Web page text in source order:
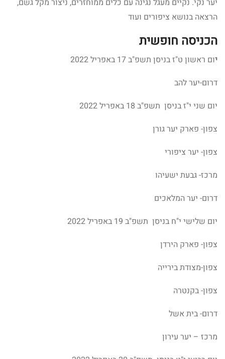
יער נקי. נקיים מעגל נגינה עם כלים ממוחזרים, ניצור מקל גשם,
הרצאה בנושא ציפורים ועוד
הכניסה חופשית
יום ראשון ט"ז בניסן תשפ"ב 17 באפריל 2022
דרום-יער להב
יום שני י"ז בניסן תשפ"ב 18 באפריל 2022
צפון- פארק יער גורן
צפון- יער ציפורי
מרכז- גבעת ישעיהו
דרום- יער המלאכים
יום שלישי י"ח בניסן תשפ"ב 19 באפריל 2022
צפון- פארק הירדן
צפון-מצודת בירייה
צפון- בקנטרה
דרום- בית אשל
מרכז – יער עירון